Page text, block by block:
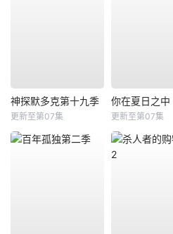
神探默多克第十九季
更新至第07集
你在夏日之中
更新至第07集